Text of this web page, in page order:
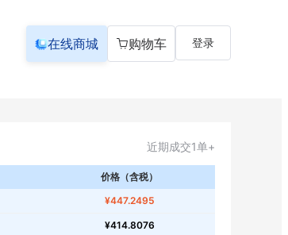
在线商城 购物车 登录
近期成交1单+
价格（含税）
¥447.2495
¥414.8076